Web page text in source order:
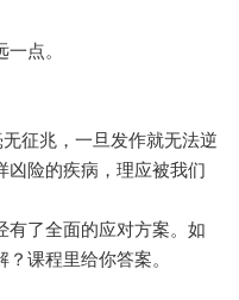
点。
征兆，一旦发作就无法逆
凶险的疾病，理应被我们
有了全面的应对方案。如
课程里给你答案。